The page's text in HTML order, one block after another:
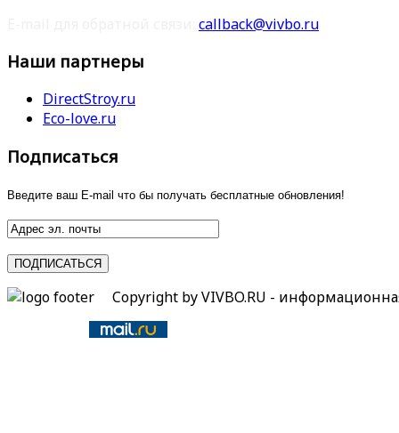
callback@vivbo.ru
Наши партнеры
DirectStroy.ru
Eco-love.ru
Подписаться
Введите ваш E-mail что бы получать бесплатные обновления!
Copyright by VIVBO.RU -